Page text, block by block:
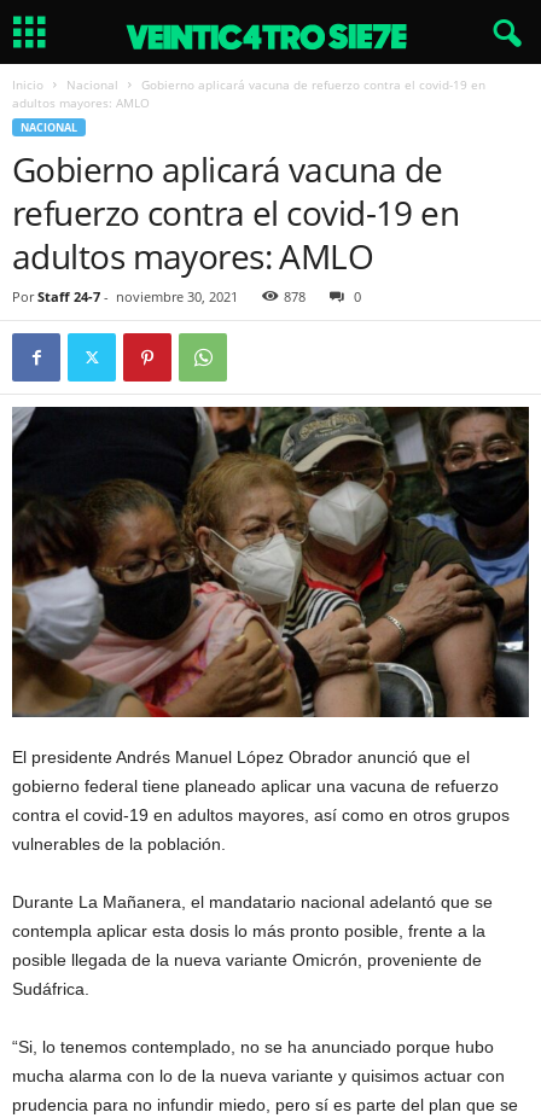
Inicio Nacional
Gobierno aplicará vacuna de refuerzo contra el covid-19 en
adultos mayores: AMLO
NACIONAL
Gobierno aplicará vacuna de
refuerzo contra el covid-19 en
adultos mayores: AMLO
Por Staff 24-7 - noviembre 30, 2021 878 0
El presidente Andrés Manuel López Obrador anunció que el
gobierno federal tiene planeado aplicar una vacuna de refuerzo
contra el covid-19 en adultos mayores, así como en otros grupos
vulnerables de la población.
Durante La Mañanera, el mandatario nacional adelantó que se
contempla aplicar esta dosis lo más pronto posible, frente a la
posible llegada de la nueva variante Omicrón, proveniente de
Sudáfrica.
“Si, lo tenemos contemplado, no se ha anunciado porque hubo
mucha alarma con lo de la nueva variante y quisimos actuar con
prudencia para no infundir miedo, pero sí es parte del plan que se